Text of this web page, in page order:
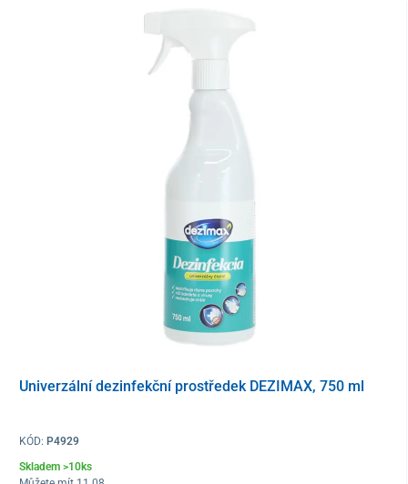
Univerzální dezinfekční prostředek DEZIMAX, 750 ml
KÓD: P4929
Skladem >10ks